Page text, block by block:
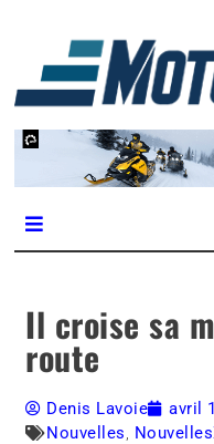
Magazine
Il croise sa
route
Denis Lavoie avril
Nouvelles,